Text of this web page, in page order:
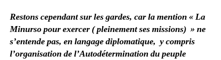
Restons cependant sur les gardes, car la mention « La
Minurso pour exercer ( pleinement ses missions) » ne
s’entende pas, en langage diplomatique, y compris
l’organisation de l’Autodétermination du peuple